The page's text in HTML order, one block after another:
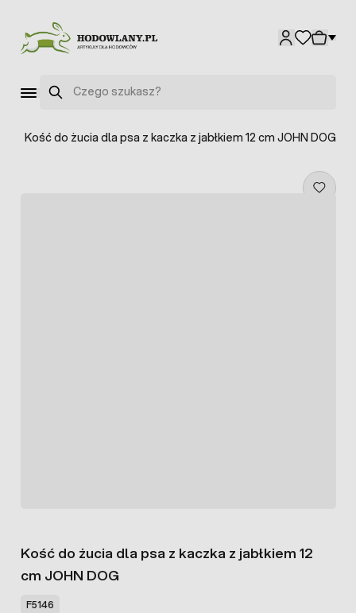
Szukaj
Kość do żucia dla psa z kaczka z jabłkiem 12 cm JOHN DOG
Kość do żucia dla psa z kaczka z jabłkiem 12
cm JOHN DOG
F5146